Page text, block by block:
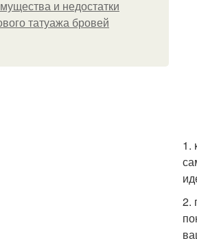
и недостатки
татуажа бровей
1.
2.